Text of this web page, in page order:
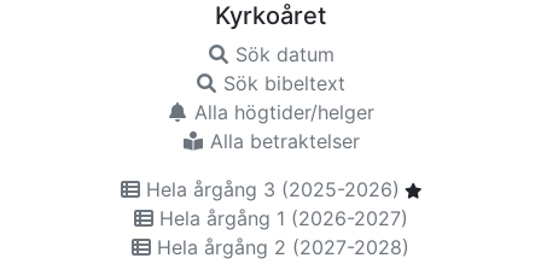
Kyrkoåret
Sök datum
Sök bibeltext
Alla högtider/helger
Alla betraktelser
Hela årgång 3 (2025-2026)
Hela årgång 1 (2026-2027)
Hela årgång 2 (2027-2028)